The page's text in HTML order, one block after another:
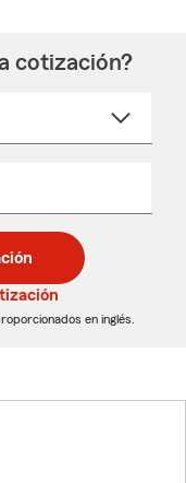
cotización?
en inglés.